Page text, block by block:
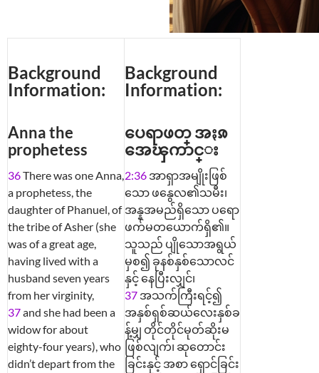
Background
Information:
Anna the
prophetess
36There was one Anna,
a prophetess, the
daughter of Phanuel, of
the tribe of Asher (she
was of a great age,
having lived with a
husband seven years
from her virginity,
37and she had been a
widow for about
eighty-four years), who
didn’t depart from the
Background
Information:
ပေရာဖတ္ အႏၷ
အေၾကာင္း
2:36 အာရှာအမျိုးဖြစ်
သော ဖနွေလ၏သမီး၊
အန္နအမည်ရှိသော ပရော
ဖက်မတယောက်ရှိ၏။
သူသည် ပျိုသောအရွယ်
မှစ၍ ခုနစ်နှစ်သောလင်
နှင့် နေပြီးလျှင်၊
37 အသက်ကြီးရင့်၍
အနှစ်ရှစ်ဆယ်လေးနှစ်ခ
န့်မျှ တိုင်တိုင်မုတ်ဆိုးမ
ဖြစ်လျက်၊ ဆုတောင်း
ခြင်းနှင့် အစာ ရှောင်ခြင်း